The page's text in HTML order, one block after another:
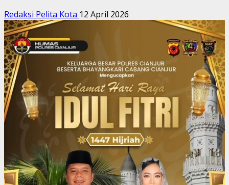
Redaksi Pelita Kota 12 April 2026